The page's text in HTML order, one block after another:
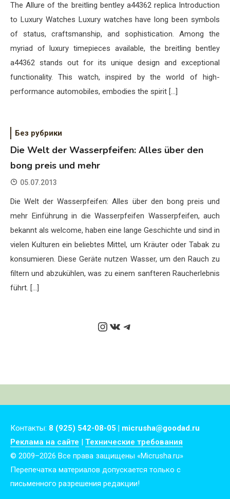
The Allure of the breitling bentley a44362 replica Introduction
to Luxury Watches Luxury watches have long been symbols
of status, craftsmanship, and sophistication. Among the
myriad of luxury timepieces available, the breitling bentley
a44362 stands out for its unique design and exceptional
functionality. This watch, inspired by the world of high-
performance automobiles, embodies the spirit […]
Без рубрики
Die Welt der Wasserpfeifen: Alles über den
bong preis und mehr
05.07.2013
Die Welt der Wasserpfeifen: Alles über den bong preis und
mehr Einführung in die Wasserpfeifen Wasserpfeifen, auch
bekannt als welcome, haben eine lange Geschichte und sind in
vielen Kulturen ein beliebtes Mittel, um Kräuter oder Tabak zu
konsumieren. Diese Geräte nutzen Wasser, um den Rauch zu
filtern und abzukühlen, was zu einem sanfteren Raucherlebnis
führt. […]
Instagram
ВКонтакте
Telegram
Контакты: 8 (925) 542-08-05 | micrusha@goodad.ru
Реклама на сайте | Технические требования
© 2009–2026 Все права защищены «Micrusha.ru»
Перепечатка материалов допускается только с
письменного разрешения редакции!